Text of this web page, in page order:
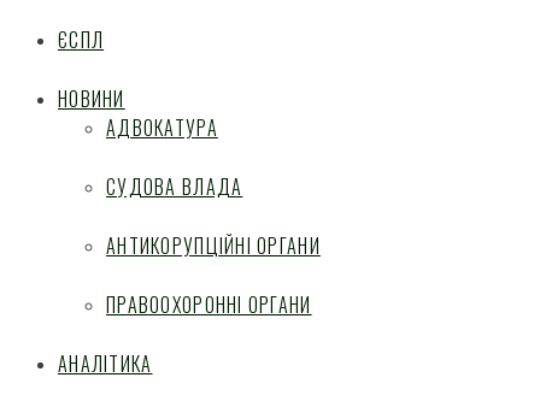
ЄСПЛ
НОВИНИ
АДВОКАТУРА
СУДОВА ВЛАДА
АНТИКОРУПЦІЙНІ ОРГАНИ
ПРАВООХОРОННІ ОРГАНИ
АНАЛІТИКА